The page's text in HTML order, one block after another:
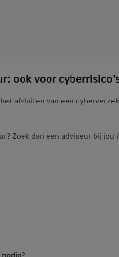
ook voor
afsluiten van een
Zoek dan een adviseur bij jou